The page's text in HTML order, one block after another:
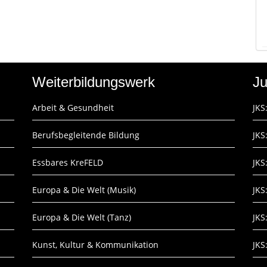
Weiterbildungswerk
Arbeit & Gesundheit
Berufsbegleitende Bildung
Essbares KreFELD
Europa & Die Welt (Musik)
Europa & Die Welt (Tanz)
Kunst, Kultur & Kommunikation